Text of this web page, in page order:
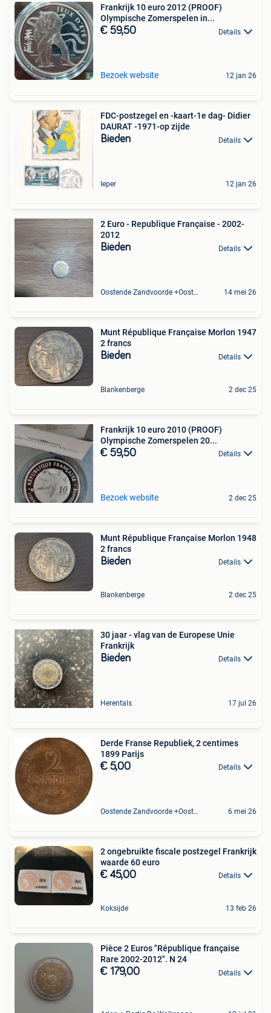
Frankrijk 10 euro 2012 (PROOF)
Olympische Zomerspelen in...
€ 59,50 Details
Bezoek website 12 jan 26
FDC-postzegel en -kaart-1e dag- Didier
DAURAT -1971-op zijde
Bieden Details
Ieper 12 jan 26
2 Euro - Republique Française - 2002-
2012
Bieden Details
Oostende Zandvoorde +Oostende 14 mei 26
Munt République Française Morlon 1947
2 francs
Bieden Details
Blankenberge 2 dec 25
Frankrijk 10 euro 2010 (PROOF)
Olympische Zomerspelen 20...
€ 59,50 Details
Bezoek website 2 dec 25
Munt République Française Morlon 1948
2 francs
Bieden Details
Blankenberge 2 dec 25
30 jaar - vlag van de Europese Unie
Frankrijk
Bieden Details
Herentals 17 jul 26
Derde Franse Republiek, 2 centimes
1899 Parijs
€ 5,00 Details
Oostende Zandvoorde +Oostende 6 mei 26
2 ongebruikte fiscale postzegel Frankrijk
waarde 60 euro
€ 45,00 Details
Koksijde 13 feb 26
Pièce 2 Euros "République française
Rare 2002-2012". N 24
€ 179,00 Details